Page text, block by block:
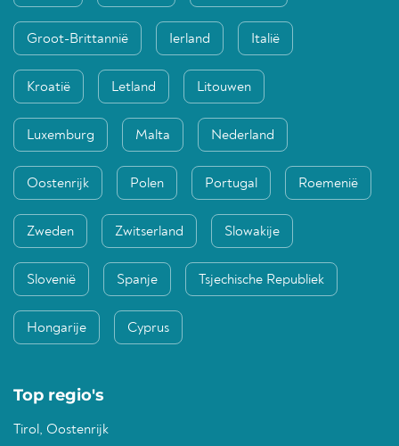
Groot-Brittannië Ierland Italië
Kroatië Letland Litouwen
Luxemburg Malta Nederland
Oostenrijk Polen Portugal Roemenië
Zweden Zwitserland Slowakije
Slovenië Spanje Tsjechische Republiek
Hongarije Cyprus
Top regio's
Tirol, Oostenrijk